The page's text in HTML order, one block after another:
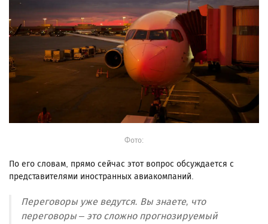
Фото:
По его словам, прямо сейчас этот вопрос обсуждается с
представителями иностранных авиакомпаний.
Переговоры уже ведутся. Вы знаете, что
переговоры – это сложно прогнозируемый